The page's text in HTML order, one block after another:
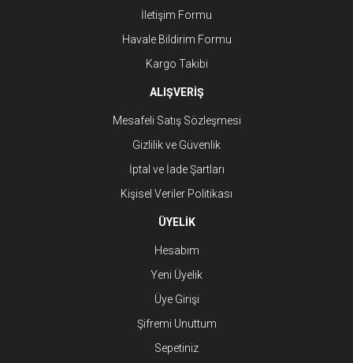
İletişim Formu
Havale Bildirim Formu
Kargo Takibi
ALIŞVERİŞ
Mesafeli Satış Sözleşmesi
Gizlilik ve Güvenlik
İptal ve İade Şartları
Kişisel Veriler Politikası
ÜYELİK
Hesabım
Yeni Üyelik
Üye Girişi
Şifremi Unuttum
Sepetiniz